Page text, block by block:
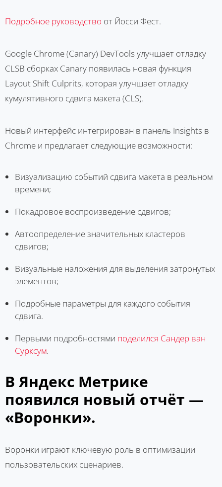
Подробное руководство от Йосси Фест.
Google Chrome (Canary) DevTools улучшает отладку
CLSВ сборках Canary появилась новая функция
Layout Shift Culprits, которая улучшает отладку
кумулятивного сдвига макета (CLS).
Новый интерфейс интегрирован в панель Insights в
Chrome и предлагает следующие возможности:
Визуализацию событий сдвига макета в реальном
времени;
Покадровое воспроизведение сдвигов;
Автоопределение значительных кластеров
сдвигов;
Визуальные наложения для выделения затронутых
элементов;
Подробные параметры для каждого события
сдвига.
Первыми подробностями поделился Сандер ван
Сурксум.
В Яндекс Метрике
появился новый отчёт —
«Воронки».
Воронки играют ключевую роль в оптимизации
пользовательских сценариев.